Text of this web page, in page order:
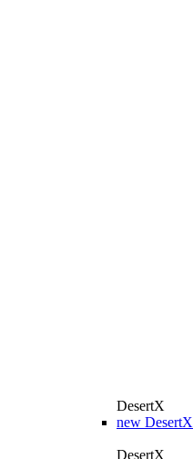
DesertX
new DesertX
DesertX